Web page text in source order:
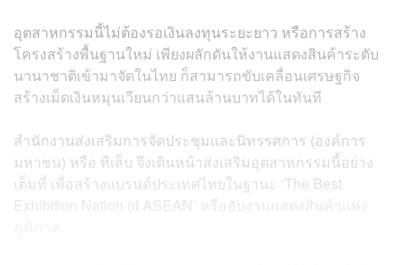
อุตสาหกรรมนี้ไม่ต้องรอเงินลงทุนระยะยาว หรือการสร้าง
โครงสร้างพื้นฐานใหม่ เพียงผลักดันให้งานแสดงสินค้าระดับ
นานาชาติเข้ามาจัดในไทย ก็สามารถขับเคลื่อนเศรษฐกิจ
สร้างเม็ดเงินหมุนเวียนกว่าแสนล้านบาทได้ในทันที
สำนักงานส่งเสริมการจัดประชุมและนิทรรศการ (องค์การ
มหาชน) หรือ ทีเส็บ จึงเดินหน้าส่งเสริมอุตสาหกรรมนี้อย่าง
เต็มที่ เพื่อสร้างแบรนด์ประเทศไทยในฐานะ ‘The Best
Exhibition Nation of ASEAN’ หรือฮับงานแสดงสินค้าแห่ง